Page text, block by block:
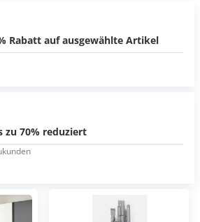
Rabatt auf ausgewählte Artikel
zu 70% reduziert